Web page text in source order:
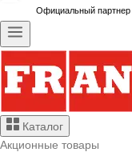
Официальный партнер
Каталог
Акционные товары